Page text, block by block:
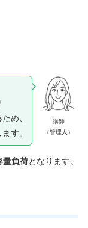
講師
（管理人）
ため、
す。
量負荷となります。